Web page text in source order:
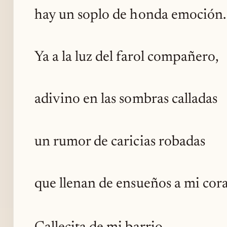
hay un soplo de honda emoción.
Ya a la luz del farol compañero,
adivino en las sombras calladas
un rumor de caricias robadas
que llenan de ensueños a mi